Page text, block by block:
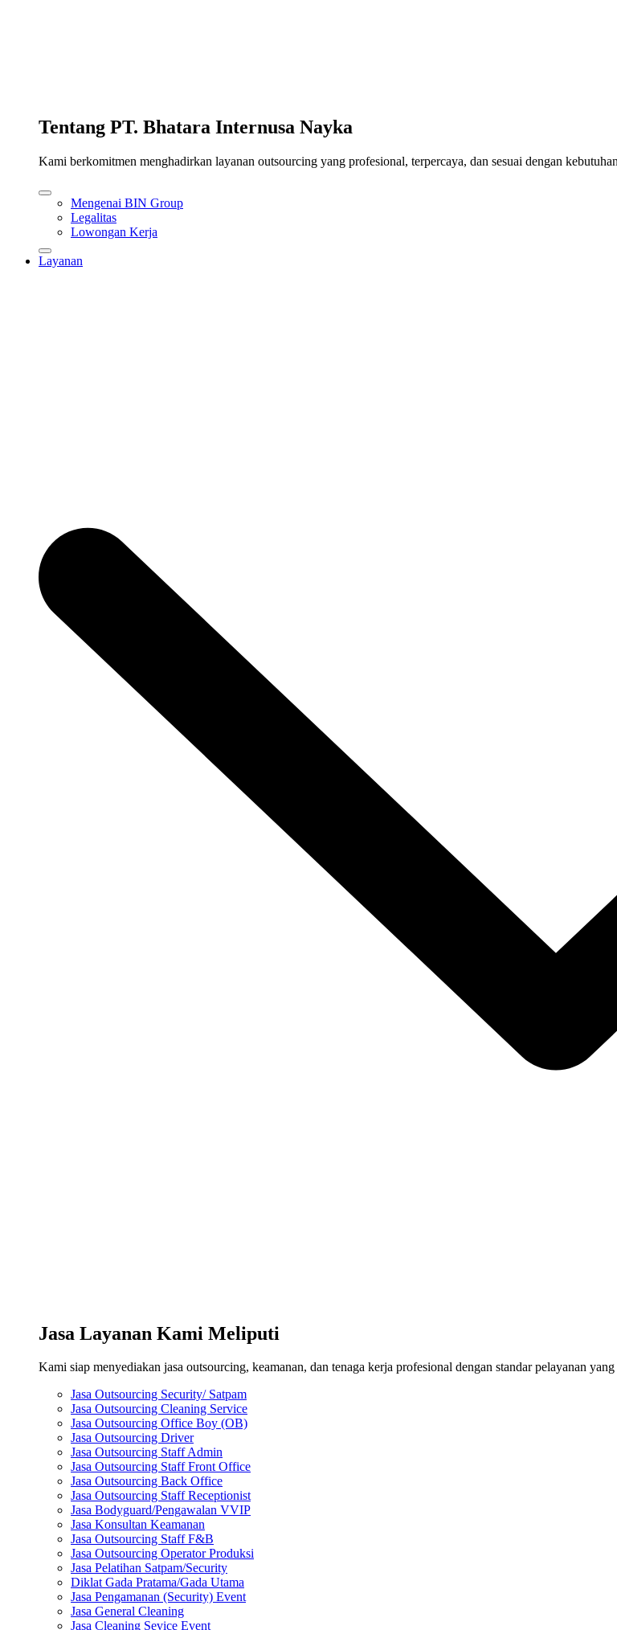
Tentang PT. Bhatara Internusa Nayka
Kami berkomitmen menghadirkan layanan outsourcing yang profesional, terpercaya, dan sesuai dengan
Mengenai BIN Group
Legalitas
Lowongan Kerja
Layanan
Jasa Layanan Kami Meliputi
Kami siap menyediakan jasa outsourcing, keamanan, dan tenaga kerja profesional dengan standar pelayanan
Jasa Outsourcing Security/ Satpam
Jasa Outsourcing Cleaning Service
Jasa Outsourcing Office Boy (OB)
Jasa Outsourcing Driver
Jasa Outsourcing Staff Admin
Jasa Outsourcing Staff Front Office
Jasa Outsourcing Back Office
Jasa Outsourcing Staff Receptionist
Jasa Bodyguard/Pengawalan VVIP
Jasa Konsultan Keamanan
Jasa Outsourcing Staff F&B
Jasa Outsourcing Operator Produksi
Jasa Pelatihan Satpam/Security
Diklat Gada Pratama/Gada Utama
Jasa Pengamanan (Security) Event
Jasa General Cleaning
Jasa Cleaning Sevice Event